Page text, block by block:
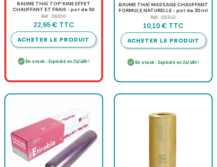
BAUME THAÏ TOP'KINE EFFET
CHAUFFANT ET FRAIS - pot de 50
ml
Réf : 09350
22,95 € TTC
ACHETER LE PRODUIT
En stock- Expédié en 24/48h !
BAUME THAÏ MASSAGE CHAUFFANT
FORMULE NATURELLE - pot de 30 ml
Réf : 09342
10,10 € TTC
ACHETER LE PRODUIT
En stock - Expédié en 24/48h !